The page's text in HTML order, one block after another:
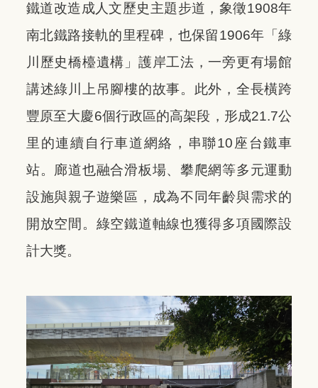
鐵道改造成人文歷史主題步道，象徵1908年
南北鐵路接軌的里程碑，也保留1906年「綠
川歷史橋檯遺構」護岸工法，一旁更有場館
講述綠川上吊腳樓的故事。此外，全長橫跨
豐原至大慶6個行政區的高架段，形成21.7公
里的連續自行車道網絡，串聯10座台鐵車
站。廊道也融合滑板場、攀爬網等多元運動
設施與親子遊樂區，成為不同年齡與需求的
開放空間。綠空鐵道軸線也獲得多項國際設
計大獎。